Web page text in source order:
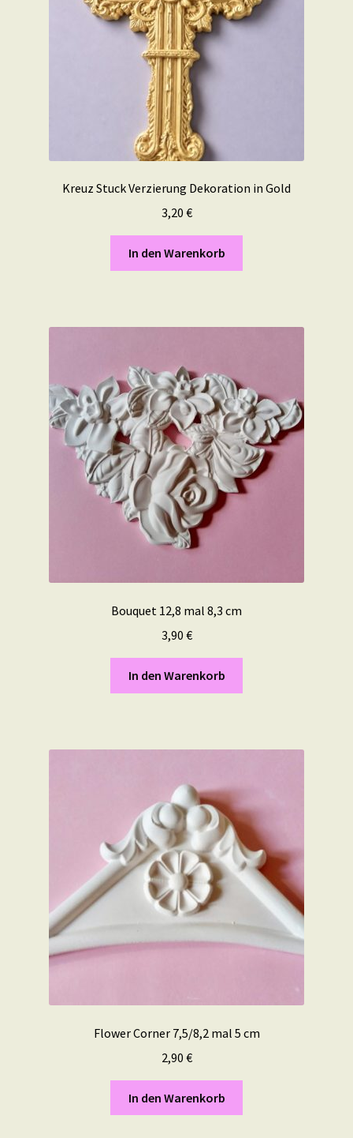
Kreuz Stuck Verzierung Dekoration in Gold
3,20 €
In den Warenkorb
Bouquet 12,8 mal 8,3 cm
3,90 €
In den Warenkorb
Flower Corner 7,5/8,2 mal 5 cm
2,90 €
In den Warenkorb